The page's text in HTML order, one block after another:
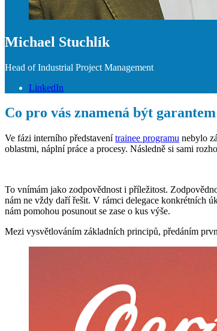
Michael Stuchlík
Head of Industrial Project Management
LinkedIn
Co pro vás znamená být
Ve fázi interního představenítrainee programu nebylo
oblastmi, náplní práce a procesy. Následně si sami
To vnímám jako zodpovědnost i příležitost.
nám ne vždy daří řešit. V rámci delegace konkrétních
nám pomohou posunout se zase o kus výše.
Mezi vysvětlováním základních principů, předáním